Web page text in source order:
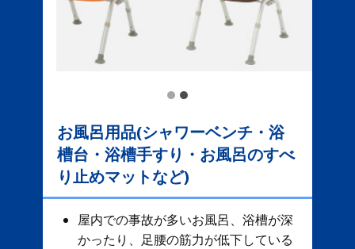
お風呂用品(シャワーベンチ・浴
槽台・浴槽手すり・お風呂のすべ
り止めマットなど)
屋内での事故が多いお風呂、​ 浴槽が深
かったり、足腰の筋力が低下している